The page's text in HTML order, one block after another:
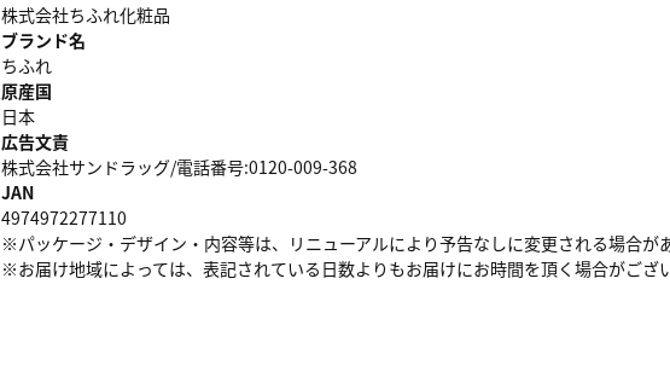
株式会社ちふれ化粧品
ブランド名
ちふれ
原産国
日本
広告文責
株式会社サンドラッグ/電話番号:0120-009-368
JAN
4974972277110
※パッケージ・デザイン・内容等は、リニューアルにより予告なしに変更される場合が
※お届け地域によっては、表記されている日数よりもお届けにお時間を頂く場合がござい